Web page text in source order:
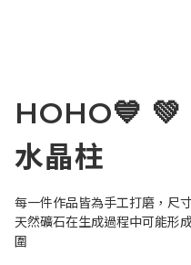
HOHO💙 💚
水晶柱
每一件作品皆為手工打磨，尺
天然礦石在生成過程中可能形
圍